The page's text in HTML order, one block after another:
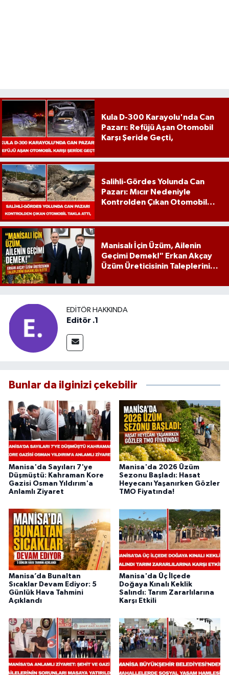
Kula D-300 Karayolu'nda Can
Pazarı: Refüjü Aşan Otomobil
Karşı Şeride Geçti,
Salihli-Gördes Yolunda Can
Pazarı: Mıcır Nedeniyle
Kontrolden Çıkan Otomobil
Manisalı İçin Üzüm, Ailenin
Geçimi Demek!" Erkan Akçay
Üzüm Üreticisinin Taleplerini
EDITÖR HAKKINDA
Editör .1
Bunlar da ilginizi çekebilir
Manisa'da Sayıları 7'ye
Düşmüştü: Kahraman Kore
Gazisi Osman Yıldırım'a
Anlamlı Ziyaret
Manisa'da 2026 Üzüm
Sezonu Başladı: Hasat
Heyecanı Yaşanırken Gözler
TMO Fiyatında!
Manisa’da Bunaltan
Sıcaklar Devam Ediyor: 5
Günlük Hava Tahmini
Açıklandı
Manisa'da Üç İlçede
Doğaya Kınalı Keklik
Salındı: Tarım Zararlılarına
Karşı Etkili